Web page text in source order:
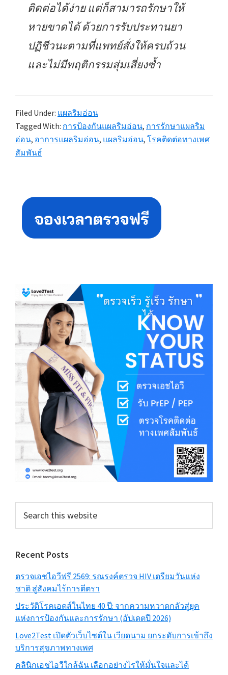
ติดต่อได้ง่าย แต่ก็สามารถรักษาให้
หายขาดได้ ด้วยการรับประทานยา
ปฏิชีวนะตามที่แพทย์สั่งให้ครบถ้วน
และไม่มีพฤติกรรมสุ่มเสี่ยงซ้ำ
Filed Under: แผลริมอ่อน
Tagged With: การป้องกันแผลริมอ่อน, การรักษาแผลริม
อ่อน, อาการแผลริมอ่อน, แผลริมอ่อน, โรคติดต่อทางเพศ
สัมพันธ์
Sidebar
this
Recent Posts
ตรวจเอชไอวีฟรี 2569: รณรงค์ตรวจ HIV เตรียมวันแห่ง
ชาติ สู่สังคมไร้การตีตรา
ประวัติโรคเอดส์ในไทย 40 ปี: จากความหวาดกลัวสู่ยุค
แห่งการป้องกันและการรักษา (อัปเดตปี 2026)
Love2Test เปิดตัวเว็บไซต์ใน เวียดนาม ยกระดับการเข้าถึง
บริการสุขภาพทางเพศ
คลินิกเอชไอวีใกล้ฉัน เลือกอย่างไรให้มั่นใจและได้